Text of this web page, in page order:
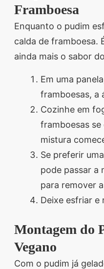
Framboesa
Enquanto o pudim
calda de framboesa.
ainda mais o sabor
Em uma
framboesas, a
Cozinhe em
framboesas se
mistura
Se preferir
pode passar a
para remover
Deixe esfriar e
Montagem do
Vegano
Com o pudim já